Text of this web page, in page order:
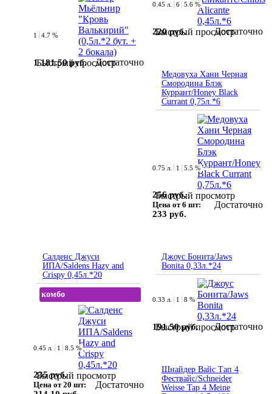
Быстрый просмотр
1 4.7 %
1 181.50 руб. Достаточно
Быстрый просмотр
0.45 л. 6 5.6 %
220 руб. Достаточно
Медовуха Хани Черная
Смородина Блэк
Куррант/Honey Black
Currant 0,75л.*6
Быстрый просмотр
0.75 л. 1 5.5 %
256 руб.
Цена от 6 шт:
233 руб.
Достаточно
Салденс Джуси
ИПА/Saldens Hazy and
Crispy 0,45л.*20
комбо
Быстрый просмотр
0.45 л. 1 8.5 %
235 руб.
Цена от 20 шт: Достаточно
Джоус Бонита/Jaws
Bonita 0,33л.*24
Быстрый просмотр
0.33 л. 1 8 %
191.50 руб. Достаточно
Шнайдер Вайс Тап 4
Фествайс/Schneider
Weisse Tap 4 Meine